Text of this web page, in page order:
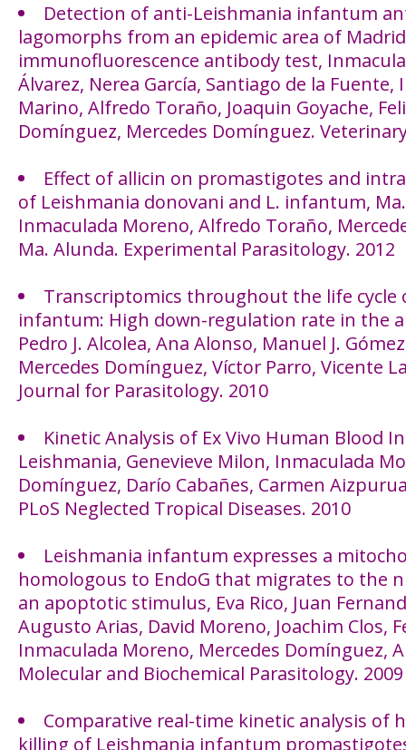
Detection of anti-Leishmania infantum
lagomorphs from an epidemic area of
immunofluorescence antibody test,
Álvarez, Nerea García, Santiago de la Fuente,
Marino, Alfredo Toraño, Joaquin Goyache,
Domínguez, Mercedes Domínguez.
Effect of allicin on promastigotes and
of Leishmania donovani and L. infantum, Ma.
Inmaculada Moreno, Alfredo Toraño,
Ma. Alunda. Experimental Parasitology. 2012
Transcriptomics throughout the life cycle
infantum: High down-regulation rate in the
Pedro J. Alcolea, Ana Alonso, Manuel J.
Mercedes Domínguez, Víctor Parro, Vicente
Journal for Parasitology. 2010
Kinetic Analysis of Ex Vivo Human Blood
Leishmania, Genevieve Milon, Inmaculada
Domínguez, Darío Cabañes, Carmen
PLoS Neglected Tropical Diseases. 2010
Leishmania infantum expresses a
homologous to EndoG that migrates to the
an apoptotic stimulus, Eva Rico, Juan
Augusto Arias, David Moreno, Joachim Clos,
Inmaculada Moreno, Mercedes Domínguez,
Molecular and Biochemical Parasitology. 2009
Comparative real-time kinetic analysis of
killing of Leishmania infantum